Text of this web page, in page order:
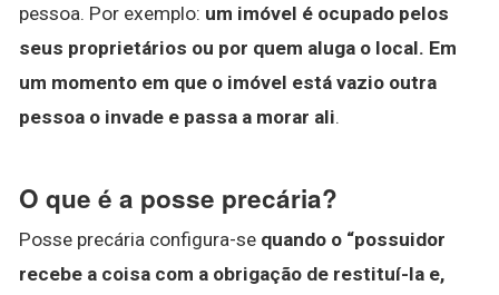
pessoa. Por exemplo: um imóvel é ocupado pelos
seus proprietários ou por quem aluga o local. Em
um momento em que o imóvel está vazio outra
pessoa o invade e passa a morar ali.
O que é a posse precária?
Posse precária configura-se quando o “possuidor
recebe a coisa com a obrigação de restituí-la e,